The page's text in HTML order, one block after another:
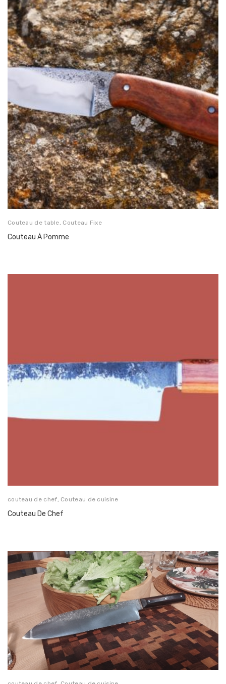
Couteau de table Couteau Fixe
Couteau À Pomme
couteau de chef Couteau de cuisine
Couteau De Chef